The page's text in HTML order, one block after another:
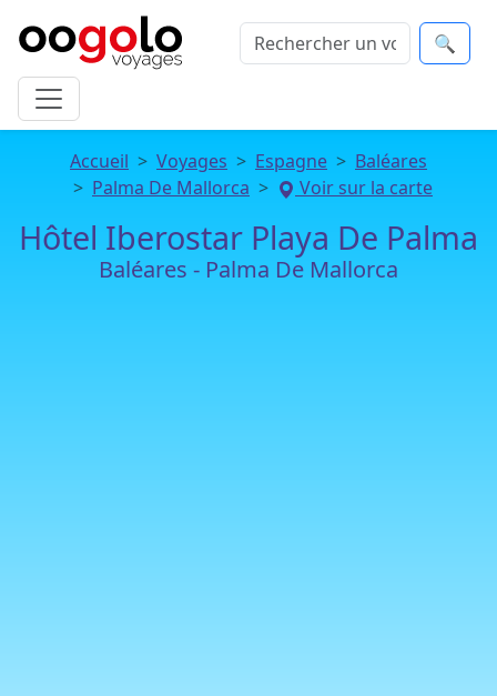
🔍
Accueil Voyages Espagne
Baléares
Palma De Mallorca
Voir sur la carte
Hôtel Iberostar Playa De Palma
Baléares - Palma De Mallorca